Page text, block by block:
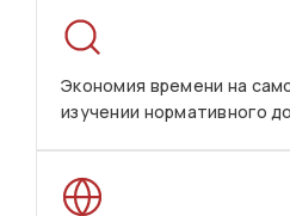
Экономия времени на
изучении нормативного